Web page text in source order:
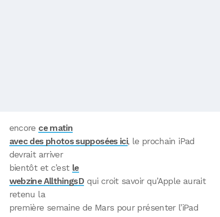
encore ce matin
avec des photos supposées ici, le prochain iPad
devrait arriver
bientôt et c’est le
webzine AllthingsD qui croit savoir qu’Apple aurait
retenu la
première semaine de Mars pour présenter l’iPad